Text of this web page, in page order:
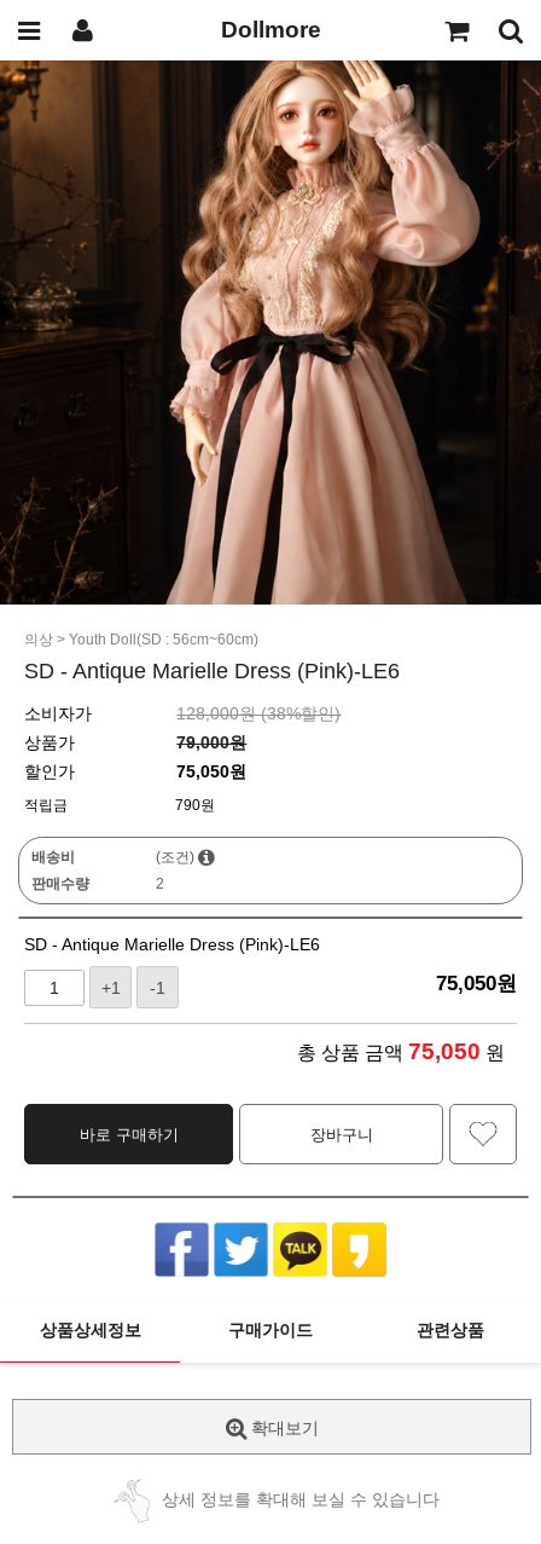
Dollmore
의상 > Youth Doll(SD : 56cm~60cm)
SD - Antique Marielle Dress (Pink)-LE6
소비자가 128,000원 (38%할인)
상품가
79,000원
할인가
75,050원
적립금 790원
배송비
(조건)
판매수량
2
SD - Antique Marielle Dress (Pink)-LE6
+1 -1 75,050원
총 상품 금액 75,050 원
바로 구매하기 장바구니
상품상세정보 구매가이드 관련상품
확대보기
상세 정보를 확대해 보실 수 있습니다